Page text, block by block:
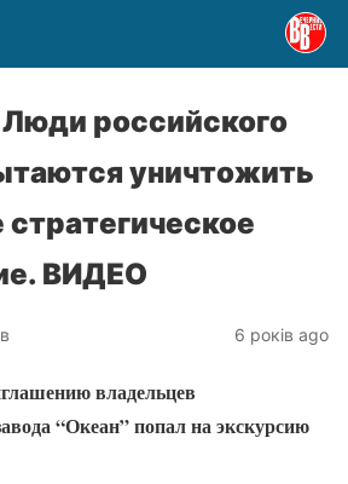
российского
уничтожить
ВИДЕО
6 років ago
владельцев
“Океан” попал на экскурсию